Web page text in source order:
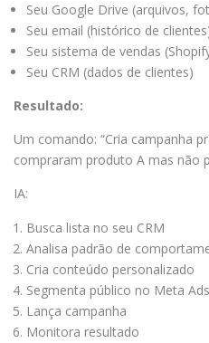
Seu Google Drive (arquivos,
Seu email (histórico de
Seu sistema de vendas
Seu CRM (dados de clientes)
Resultado:
Um comando: “Cria campanha
compraram produto A mas não
IA:
Busca lista no seu CRM
Analisa padrão de
Cria conteúdo personalizado
Segmenta público no Meta Ads
Lança campanha
Monitora resultado